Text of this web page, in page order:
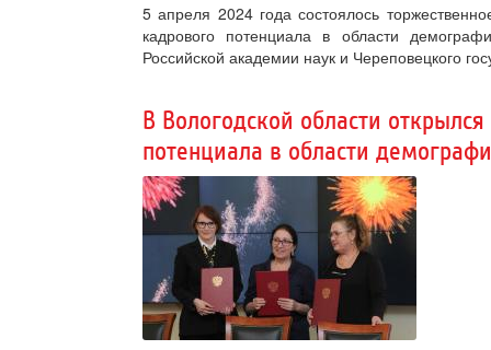
5 апреля 2024 года состоялось
кадрового потенциала в области
Российской академии наук и Череповецкого
В Вологодской области
потенциала в области